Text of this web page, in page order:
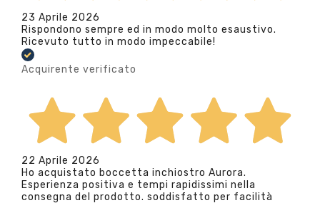
23 Aprile 2026
Rispondono sempre ed in modo molto esaustivo.
Ricevuto tutto in modo impeccabile!
Acquirente verificato
22 Aprile 2026
Ho acquistato boccetta inchiostro Aurora.
Esperienza positiva e tempi rapidissimi nella
consegna del prodotto. soddisfatto per facilità